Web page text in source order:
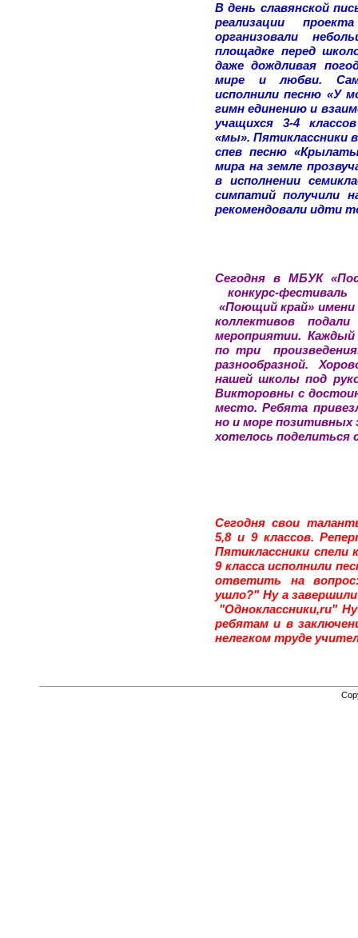
В день славянской
реализации
организовали
площадке перед
даже дождливая
мире и любви.
исполнили песню «У
гимн единению и
учащихся 3-4
«мы». Пятиклассники
спев песню
мира на земле
в исполнении
симпатий получили
рекомендовали идти
Сегодня в МБУК
конкурс-
«Поющий край» имени
коллективов
мероприятии. Каждый
по три
разнообразной.
нашей школы под
Викторовны с
место. Ребята
но и море позитивных
хотелось поделиться
Сегодня свои
5,8 и 9 классов.
Пятиклассники спели
9 класса исполнили
ответить на
ушло?" Ну а завершили
"Одноклассники,ru"
ребятам и в
нелегком труде